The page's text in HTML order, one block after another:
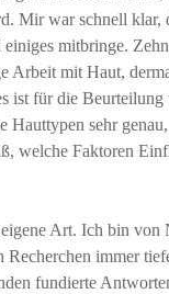
Mir war schnell klar,
mitbringe.
Arbeit mit Haut,
ist für die Beurteilung
Hauttypen sehr
welche Faktoren
Art. Ich bin von
Recherchen immer
fundierte